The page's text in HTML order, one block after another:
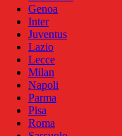
Genoa
Inter
Juventus
Lazio
Lecce
Milan
Napoli
Parma
Pisa
Roma